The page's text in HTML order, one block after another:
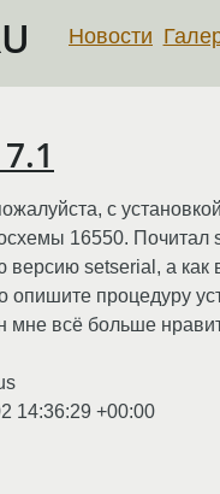
Новости
с
16550. Почитал
setserial, а как
процедуру
всё больше
14:36:29 +00:00